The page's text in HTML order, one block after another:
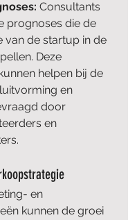
Consultants
prognoses die de
van de startup in de
Deze
helpen bij de
en
door
en
en
kunnen de groei